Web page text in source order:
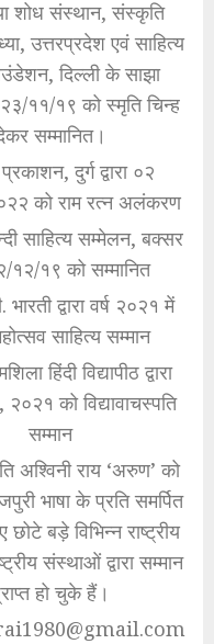
शोध संस्थान, संस्कृति
उत्तरप्रदेश एवं साहित्य
दिल्ली के साझा
११/१९ को स्मृति चिन्ह
सम्मानित।
दुर्ग द्वारा ०२
को राम रत्न अलंकरण
साहित्य सम्मेलन, बक्सर
१२/१९ को सम्मानित
द्वारा वर्ष २०२१ में
साहित्य सम्मान
हिंदी विद्यापीठ द्वारा
को विद्यावाचस्पति
सम्मान
अश्विनी राय ‘अरुण’ को
भाषा के प्रति समर्पित
छोटे बड़े विभिन्न राष्ट्रीय
संस्थाओं द्वारा सम्मान
हो चुके हैं।